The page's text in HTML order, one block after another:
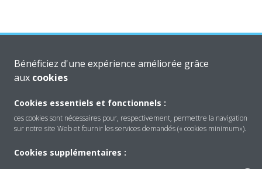
Produits
Solutions
Bénéficiez d'une expérience améliorée grâce
aux cookies
Cookies essentiels et fonctionnels :
ces cookies sont nécessaires pour, respectivement, permettre la navigation
sur notre site Web et fournir les services demandés (« cookies minimum»).
Cookies supplémentaires :